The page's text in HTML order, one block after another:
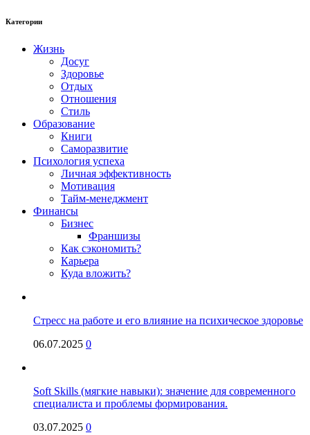
Категории
Жизнь
Досуг
Здоровье
Отдых
Отношения
Стиль
Образование
Книги
Саморазвитие
Психология успеха
Личная эффективность
Мотивация
Тайм-менеджмент
Финансы
Бизнес
Франшизы
Как сэкономить?
Карьера
Куда вложить?
Стресс на работе и его влияние на психическое здоровье
06.07.2025 0
Soft Skills (мягкие навыки): значение для современного
специалиста и проблемы формирования.
03.07.2025 0